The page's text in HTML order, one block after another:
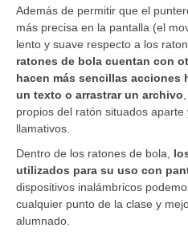
Además de permitir que el
más precisa en la pantalla (el
lento y suave respecto a los
ratones de bola cuentan con
hacen más sencillas acciones
un texto o arrastrar un archivo
propios del ratón situados
llamativos.
Dentro de los ratones de bola,
utilizados para su uso con
dispositivos inalámbricos
cualquier punto de la clase y
alumnado.